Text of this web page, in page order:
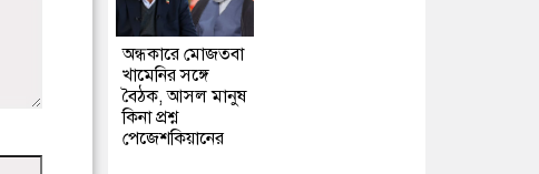
অন্ধকারে মোজতবা
খামেনির সঙ্গে
বৈঠক, আসল মানুষ
কিনা প্রশ্ন
পেজেশকিয়ানের